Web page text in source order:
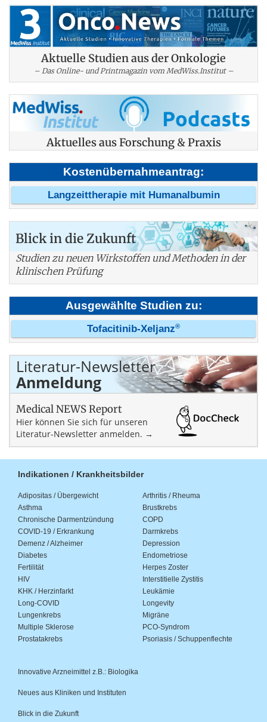
Aktuelle Studien aus der Onkologie
– Das Online- und Printmagazin vom MedWiss.Institut –
Aktuelles aus Forschung & Praxis
Kostenübernahmeantrag:
Langzeittherapie mit Humanalbumin
Blick in die Zukunft
Studien zu neuen Wirkstoffen und Methoden in der
klinischen Prüfung
Ausgewählte Studien zu:
Tofacitinib-Xeljanz®
Literatur-Newsletter
Anmeldung
Medical NEWS Report
Hier können Sie sich für unseren
Literatur-Newsletter anmelden. →
Indikationen / Krankheitsbilder
Adipositas / Übergewicht
Arthritis / Rheuma
Asthma
Brustkrebs
Chronische Darmentzündung
COPD
COVID-19 / Erkrankung
Darmkrebs
Demenz / Alzheimer
Depression
Diabetes
Endometriose
Fertilität
Herpes Zoster
HIV
Interstitielle Zystitis
KHK / Herzinfarkt
Leukämie
Long-COVID
Longevity
Lungenkrebs
Migräne
Multiple Sklerose
PCO-Syndrom
Prostatakrebs
Psoriasis / Schuppenflechte
Innovative Arzneimittel z.B.: Biologika
Neues aus Kliniken und Instituten
Blick in die Zukunft